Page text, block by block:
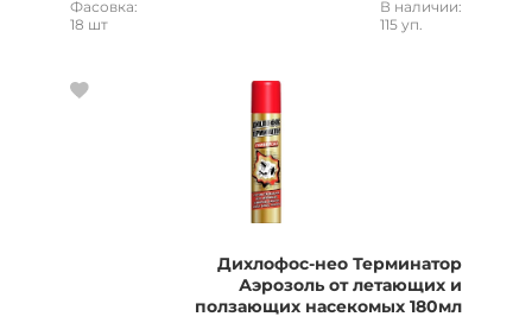
Фасовка:
18 шт
В наличии:
115 уп.
Дихлофос-нео Терминатор
Аэрозоль от летающих и
ползающих насекомых 180мл